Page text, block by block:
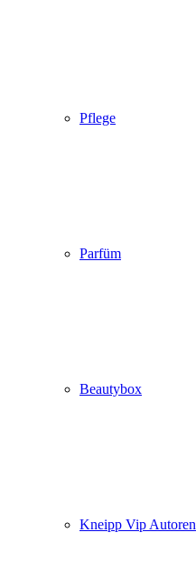
Pflege
Parfüm
Beautybox
Kneipp Vip Autoren